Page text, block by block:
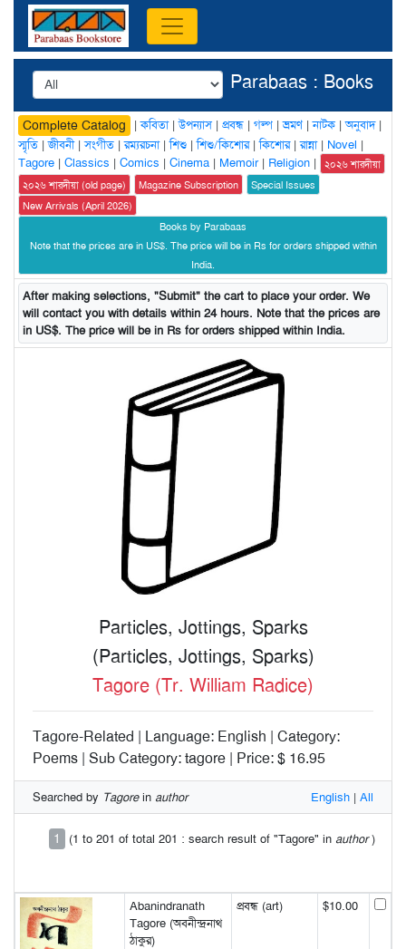
Parabaas : Books
Complete Catalog |কবিতা|উপন্যাস| প্রবন্ধ | গল্প |ভ্রমণ|নাটক |অনুবাদ|
স্মৃতি |জীবনী|সংগীত |রম্যরচনা|শিশু |শিশু/কিশোর|কিশোর|রান্না| Novel |
Tagore | Classics | Comics | Cinema | Memoir| Religion |
২০২৬ শারদীয়া
২০২৬ শারদীয়া (old page)
Magazine Subscription
Special Issues
New Arrivals (April 2026)
Books by Parabaas
Note that the prices are in US$. The price will be in Rs for orders shipped within
India.
After making selections, "Submit" the cart to place your order. We
will contact you with details within 24 hours. Note that the prices are
in US$. The price will be in Rs for orders shipped within India.
Particles, Jottings, Sparks
(Particles, Jottings, Sparks)
Tagore (Tr. William Radice)
Tagore-Related | Language: English | Category:
Poems | Sub Category: tagore | Price: $ 16.95
Searched by Tagorein author English | All
1 (1 to 201 of total 201 : search result of "Tagore" in author)
Abanindranath
Tagore (অবনীন্দ্রনাথ
ঠাকুর)
প্রবন্ধ (art) $10.00